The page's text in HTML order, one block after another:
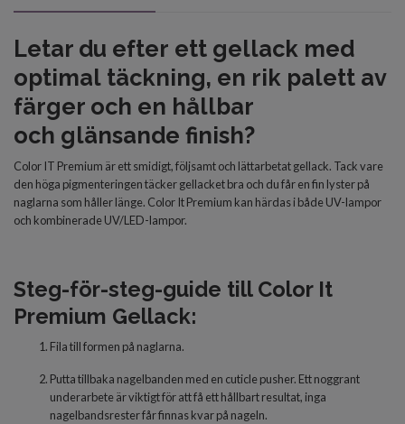
Letar du efter ett gellack med
optimal täckning, en rik palett av
färger och en hållbar
och glänsande finish?
Color IT Premium är ett smidigt, följsamt och lättarbetat gellack. Tack vare
den höga pigmenteringen täcker gellacket bra och du får en fin lyster på
naglarna som håller länge. Color It Premium kan härdas i både UV-lampor
och kombinerade UV/LED-lampor.
Steg-för-steg-guide till Color It
Premium Gellack:
Fila till formen på naglarna.
Putta tillbaka nagelbanden med en cuticle pusher. Ett noggrant
underarbete är viktigt för att få ett hållbart resultat, inga
nagelbandsrester får finnas kvar på nageln.